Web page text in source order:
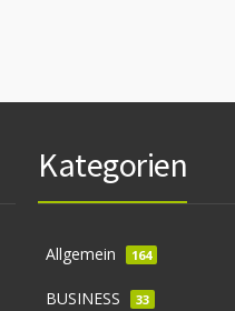
Kategorien
Allgemein 164
BUSINESS 33